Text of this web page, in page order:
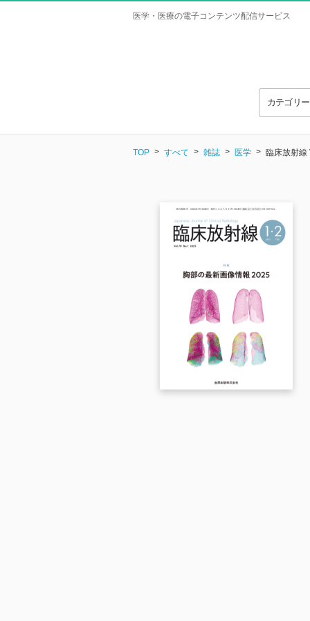
医学・医療の電子コンテンツ配信サービス
カテゴリ
TOP すべて 雑誌 医学 臨床放射線